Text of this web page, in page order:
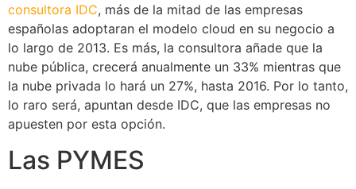
consultora IDC, más de la mitad de las empresas
españolas adoptaran el modelo cloud en su negocio a
lo largo de 2013. Es más, la consultora añade que la
nube pública, crecerá anualmente un 33% mientras que
la nube privada lo hará un 27%, hasta 2016. Por lo tanto,
lo raro será, apuntan desde IDC, que las empresas no
apuesten por esta opción.
Las PYMES